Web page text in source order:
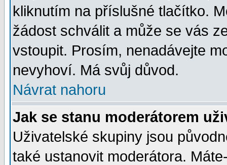
kliknutím na příslušné tlačítko.
žádost schválit a může se vás
vstoupit. Prosím, nenadávejte
nevyhoví. Má svůj důvod.
Návrat nahoru
Jak se stanu moderátorem
Uživatelské skupiny jsou
také ustanovit moderátora.